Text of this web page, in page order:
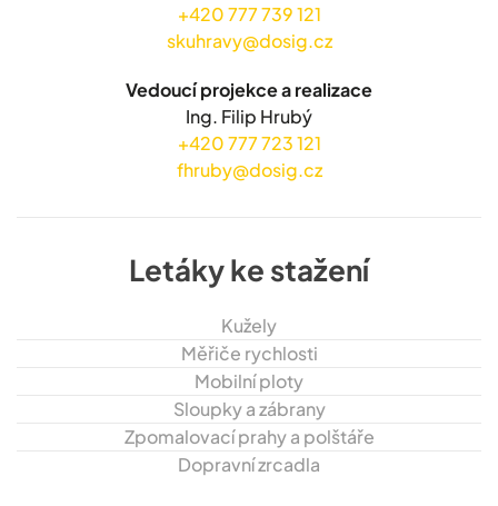
+420 777 739 121
skuhravy@dosig.cz
Vedoucí projekce a realizace
Ing. Filip Hrubý
+420 777 723 121
fhruby@dosig.cz
Letáky ke stažení
Kužely
Měřiče rychlosti
Mobilní ploty
Sloupky a zábrany
Zpomalovací prahy a polštáře
Dopravní zrcadla